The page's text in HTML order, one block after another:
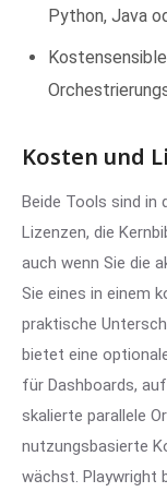
Python, Java
Kosten und
Beide Tools sind in
Lizenzen, die
auch wenn Sie die
Sie eines in einem
praktische
bietet eine
für Dashboards,
skalierte parallele
nutzungsbasierte
wächst. Playwright